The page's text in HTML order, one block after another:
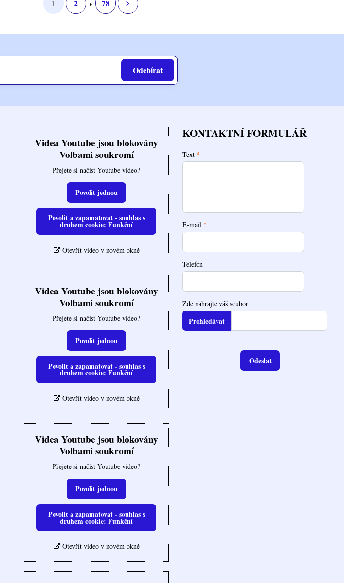
1 2 78
Odebírat
Videa Youtube jsou blokovány
Volbami soukromí
Přejete si načíst Youtube video?
Povolit jednou
Povolit a zapamatovat - souhlas s
druhem cookie: Funkční
Otevřít video v novém okně
Videa Youtube jsou blokovány
Volbami soukromí
Přejete si načíst Youtube video?
Povolit jednou
Povolit a zapamatovat - souhlas s
druhem cookie: Funkční
Otevřít video v novém okně
Videa Youtube jsou blokovány
Volbami soukromí
Přejete si načíst Youtube video?
Povolit jednou
Povolit a zapamatovat - souhlas s
druhem cookie: Funkční
Otevřít video v novém okně
KONTAKTNÍ FORMULÁŘ
Text *
E-mail *
Telefon
Zde nahrajte váš soubor
Odeslat